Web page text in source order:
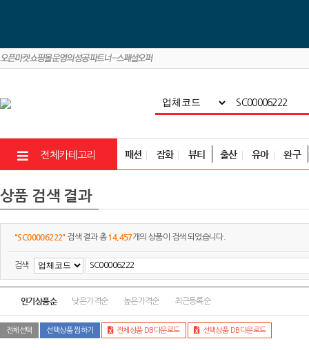
전체카테고리 패션 잡화 뷰티 출산 유아 완구
상품 검색 결과
"SC00006222" 검색 결과 총14,457개의 상품이 검색 되었습니다.
검색
인기상품순 낮은가격순 높은가격순 최근등록순
전체선택 선택상품 찜하기 전체상품 DB다운로드 선택상품 DB다운로드